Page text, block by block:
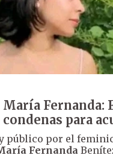
Fernanda:
para
público por el
Fernanda